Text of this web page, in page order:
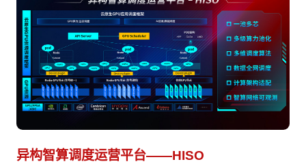
异构智算调度运营平台——HISO